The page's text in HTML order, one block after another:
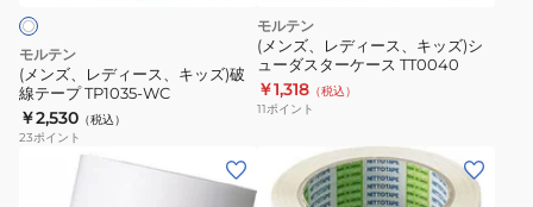
TM0017
り
PT5Y
キ
ッ
ズ)
破
線
モルテン
(メンズ、レディース、キッズ)破
線テープ TP1035-WC
￥2,530 （税込）
23ポイント
モルテン
(メンズ、レディース、キッズ)シ
ューダスターケース TT0040
￥1,318 （税込）
11ポイント
ン